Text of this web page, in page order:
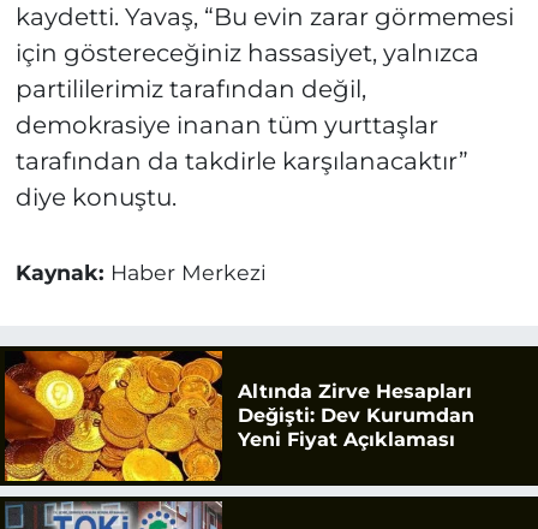
kaydetti. Yavaş, “Bu evin zarar görmemesi
için göstereceğiniz hassasiyet, yalnızca
partililerimiz tarafından değil,
demokrasiye inanan tüm yurttaşlar
tarafından da takdirle karşılanacaktır”
diye konuştu.
Kaynak: Haber Merkezi
Altında Zirve Hesapları
Değişti: Dev Kurumdan
Yeni Fiyat Açıklaması